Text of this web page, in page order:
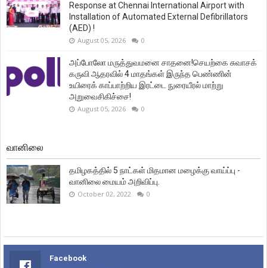
Response at Chennai International Airport with
Installation of Automated External Defibrillators
(AED) !
August 05, 2026 0
அப்போலோ மருத்துவமனை சாதனை!செயற்கை சுவாசக்
கருவி ஆதரவில் 4 மாதங்கள் இருந்த பெண்ணின்
உயிரைக் காப்பாற்றிய இரட்டை நுரையீரல் மாற்று
அறுவைசிகிச்சை!
August 05, 2026 0
வானிலை
தமிழகத்தில் 5 நாட்கள் மிதமான மழைக்கு வாய்ப்பு -
வானிலை மையம் அறிவிப்பு.
October 02, 2022 0
Facebook